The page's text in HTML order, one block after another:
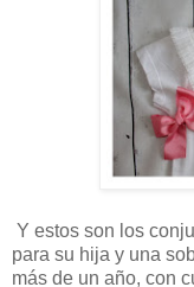
Y estos son los
para su hija y una
más de un año, con